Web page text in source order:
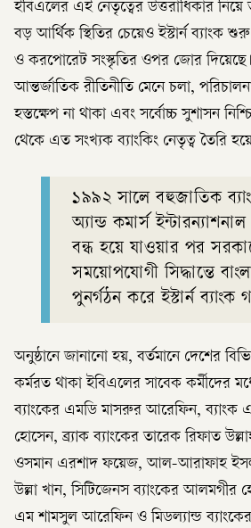
ইবিএলের এই নেতৃত্বের উত্তরাধিকার নিয়ে
বড় আর্থিক স্থিতির চেয়েও ইস্টার্ন ব্যাংক
ও করপোরেট সংস্কৃতির ওপর জোর দিয়েছে।
আন্তর্জাতিক রীতিনীতি মেনে চলা,
হস্তক্ষেপ না থাকা এবং সর্বোচ্চ সুশাসন
থেকে এত সংখ্যক ব্যাংকিং নেতৃত্ব তৈরি
১৯৯২ সালে বহুজাতিক
অ্যান্ড কমার্স
বন্ধ হয়ে যাওয়ার পর
সময়োপযোগী সিদ্ধান্তে
পুনর্গঠন করে ইস্টার্ন
অনুষ্ঠানে জানানো হয়, বর্তমানে দেশের
কর্মরত থাকা ইবিএলের সাবেক কর্মীদের
ব্যাংকের এমডি মাসরুর আরেফিন,
হোসেন, ব্র্যাক ব্যাংকের তারেক রিফাত
ওসমান এরশাদ ফয়েজ, আল-আরাফাহ
উল্লা খান, সিটিজেনস ব্যাংকের আলমগীর
এম শামসুল আরেফিন ও মিডল্যান্ড